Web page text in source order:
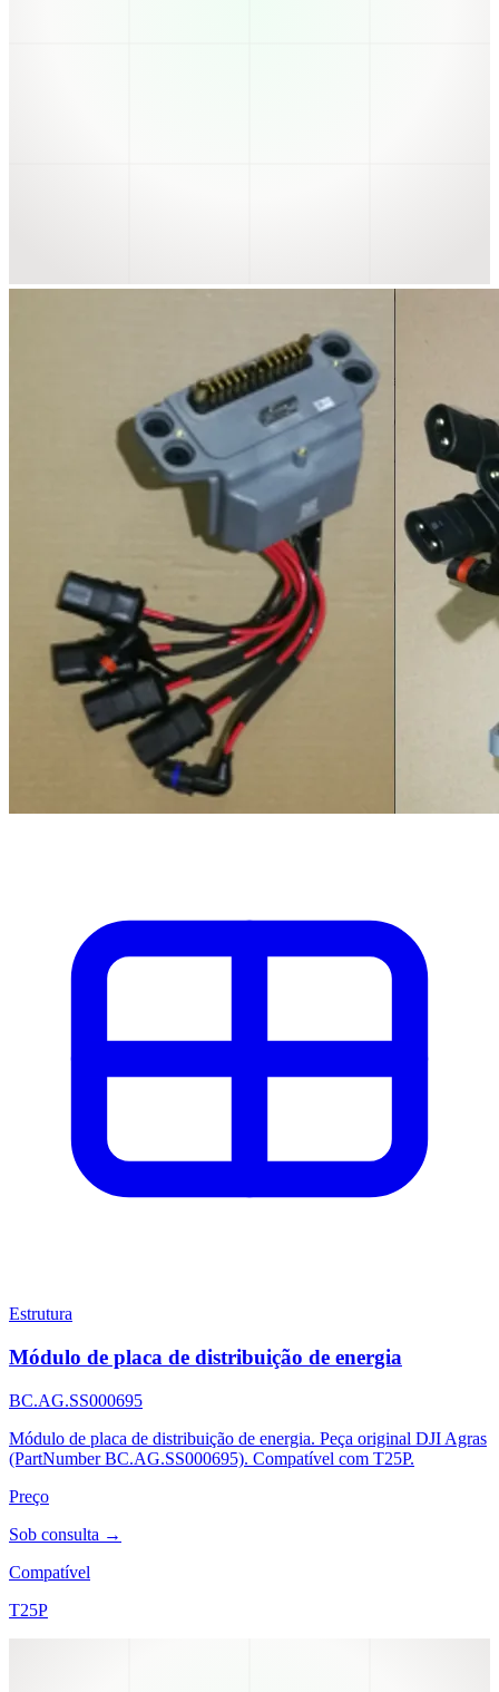
Estrutura
Módulo de placa de distribuição de energia
BC.AG.SS000695
Módulo de placa de distribuição de energia. Peça original DJI Agras
(PartNumber BC.AG.SS000695). Compatível com T25P.
Preço
Sob consulta →
Compatível
T25P